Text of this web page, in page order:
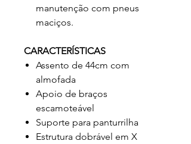
manutenção com pneus
maciços.
CARACTERÍSTICAS
Assento de 44cm com
almofada
Apoio de braços
escamoteável
Suporte para panturrilha
Estrutura dobrável em X